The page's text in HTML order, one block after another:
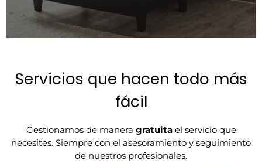
Servicios que hacen todo más
fácil
Gestionamos de manera gratuitael servicio que
necesites. Siempre con el asesoramiento y seguimiento
de nuestros profesionales.